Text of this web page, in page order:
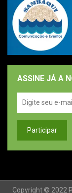
ASSINE JÁ A
Copyright © 2022